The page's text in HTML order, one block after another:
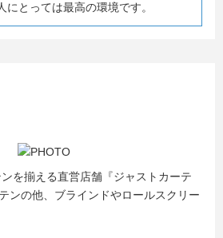
リックスの仲間になっていただける
とっては最高の環境です。
を揃える直営店舗『ジャストカーテ
ンの他、ブラインドやロールスクリー